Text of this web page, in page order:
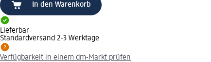
In den Warenkorb
Lieferbar
Standardversand 2-3 Werktage
Verfügbarkeit in einem dm-Markt prüfen